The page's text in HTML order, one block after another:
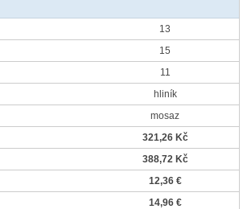
13
15
11
hliník
mosaz
321,26 Kč
388,72 Kč
12,36 €
14,96 €